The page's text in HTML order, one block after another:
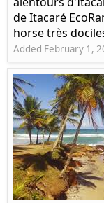
de Itacaré
horse très
Added February 1,